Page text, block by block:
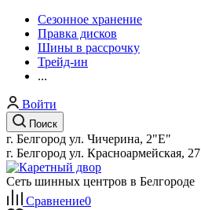
Сезонное хранение
Правка дисков
Шины в рассрочку
Трейд-ин
...
Войти
Поиск
г. Белгород ул. Чичерина, 2"Е"
г. Белгород ул. Красноармейская, 27
Сеть шинных центров в Белгороде
Сравнение0